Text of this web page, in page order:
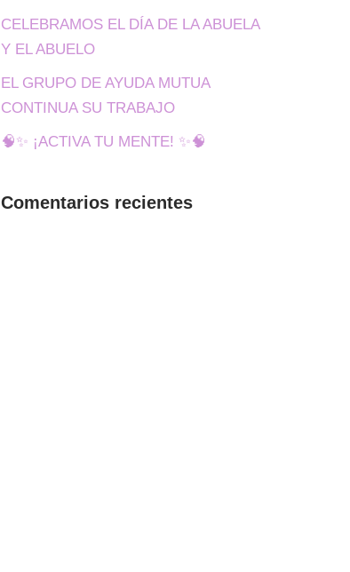
CELEBRAMOS EL DÍA DE LA ABUELA
Y EL ABUELO
EL GRUPO DE AYUDA MUTUA
CONTINUA SU TRABAJO
🧠✨ ¡ACTIVA TU MENTE! ✨🧠
Comentarios recientes